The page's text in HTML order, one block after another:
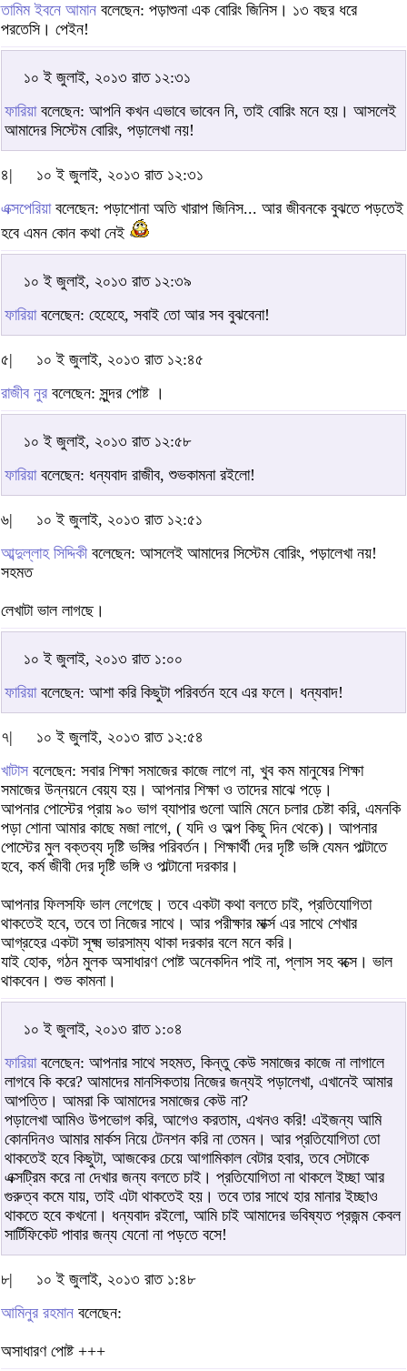
তামিম ইবনে আমান বলেছেন: পড়াশুনা এক বোরিং জিনিস। ১৩ বছর ধরে
পরতেসি। পেইন!
১০ ই জুলাই, ২০১৩ রাত ১২:৩১
ফারিয়াবলেছেন: আপনি কখন এভাবে ভাবেন নি, তাই বোরিং মনে হয়। আসলেই
আমাদের সিস্টেম বোরিং, পড়ালেখা নয়!
৪|
১০ ই জুলাই, ২০১৩ রাত ১২:৩১
এক্সপেরিয়াবলেছেন: পড়াশোনা অতি খারাপ জিনিস... আর জীবনকে বুঝতে পড়তেই
হবে এমন কোন কথা নেই
১০ ই জুলাই, ২০১৩ রাত ১২:৩৯
ফারিয়াবলেছেন: হেহেহে, সবাই তো আর সব বুঝবেনা!
৫|
১০ ই জুলাই, ২০১৩ রাত ১২:৪৫
রাজীব নুর বলেছেন: সুন্দর পোষ্ট ।
১০ ই জুলাই, ২০১৩ রাত ১২:৫৮
ফারিয়াবলেছেন: ধন্যবাদ রাজীব, শুভকামনা রইলো!
৬|
১০ ই জুলাই, ২০১৩ রাত ১২:৫১
আব্দুল্লাহ সিদ্দিকীবলেছেন: আসলেই আমাদের সিস্টেম বোরিং, পড়ালেখা নয়!
সহমত
লেখাটা ভাল লাগছে।
১০ ই জুলাই, ২০১৩ রাত ১:০০
ফারিয়াবলেছেন: আশা করি কিছুটা পরিবর্তন হবে এর ফলে। ধন্যবাদ!
৭|
১০ ই জুলাই, ২০১৩ রাত ১২:৫৪
খাটাস বলেছেন: সবার শিক্ষা সমাজের কাজে লাগে না, খুব কম মানুষের শিক্ষা
সমাজের উন্নয়নে বেয়্য হয়। আপনার শিক্ষা ও তাদের মাঝে পড়ে।
আপনার পোস্টের প্রায় ৯০ ভাগ ব্যাপার গুলো আমি মেনে চলার চেষ্টা করি, এমনকি
পড়া শোনা আমার কাছে মজা লাগে, ( যদি ও অল্প কিছু দিন থেকে)। আপনার
পোস্টের মুল বক্তব্য দৃষ্টি ভঙ্গির পরিবর্তন। শিক্ষার্থী দের দৃষ্টি ভঙ্গি যেমন পাল্টাতে
হবে, কর্ম জীবী দের দৃষ্টি ভঙ্গি ও পাল্টানো দরকার।
আপনার ফিলসফি ভাল লেগেছে। তবে একটা কথা বলতে চাই, প্রতিযোগিতা
থাকতেই হবে, তবে তা নিজের সাথে। আর পরীক্ষার মার্ক্স এর সাথে শেখার
আগ্রহের একটা সূক্ষ্ম ভারসাম্য থাকা দরকার বলে মনে করি।
যাই হোক, গঠন মুলক অসাধারণ পোষ্ট অনেকদিন পাই না, প্লাস সহ বক্সে। ভাল
থাকবেন। শুভ কামনা।
১০ ই জুলাই, ২০১৩ রাত ১:০৪
ফারিয়াবলেছেন: আপনার সাথে সহমত, কিন্তু কেউ সমাজের কাজে না লাগালে
লাগবে কি করে? আমাদের মানসিকতায় নিজের জন্যই পড়ালেখা, এখানেই আমার
আপত্তি। আমরা কি আমাদের সমাজের কেউ না?
পড়ালেখা আমিও উপভোগ করি, আগেও করতাম, এখনও করি! এইজন্য আমি
কোনদিনও আমার মার্কস নিয়ে টেনশন করি না তেমন। আর প্রতিযোগিতা তো
থাকতেই হবে কিছুটা, আজকের চেয়ে আগামিকাল বেটার হবার, তবে সেটাকে
এক্সট্রিম করে না দেখার জন্য বলতে চাই। প্রতিযোগিতা না থাকলে ইচ্ছা আর
গুরুত্ব কমে যায়, তাই এটা থাকতেই হয়। তবে তার সাথে হার মানার ইচ্ছাও
থাকতে হবে কখনো। ধন্যবাদ রইলো, আমি চাই আমাদের ভবিষ্যত প্রজন্ম কেবল
সার্টিফিকেট পাবার জন্য যেনো না পড়তে বসে!
৮|
১০ ই জুলাই, ২০১৩ রাত ১:৪৮
আমিনুর রহমান বলেছেন:
অসাধারণ পোষ্ট +++